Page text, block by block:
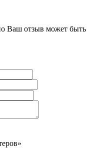
Ваш отзыв может быть